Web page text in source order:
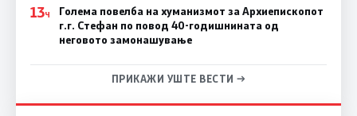
13Ч
Голема повелба на хуманизмот за Архиепископот
г.г. Стефан по повод 40-годишнината од
неговото замонашување
ПРИКАЖИ УШТЕ ВЕСТИ →